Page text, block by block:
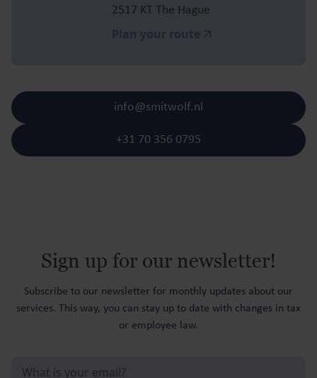
2517 KT The Hague
+31 70 356 0795
info@smitwolf.nl
Sign up for our newsletter!
Subscribe to our newsletter for monthly updates about our
services. This way, you can stay up to date with changes in tax
or employee law.